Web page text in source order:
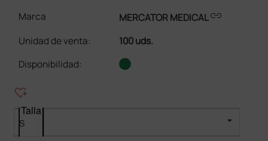
Marca
MERCATOR MEDICALlink
Unidad de venta:
100 uds.
Disponibilidad:
heart_plus
Talla